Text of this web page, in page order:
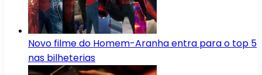
Novo filme do Homem-Aranha entra para o top 5
nas bilheterias